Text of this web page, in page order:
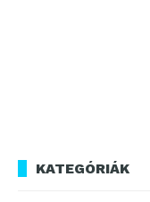
KATEGÓRIÁK